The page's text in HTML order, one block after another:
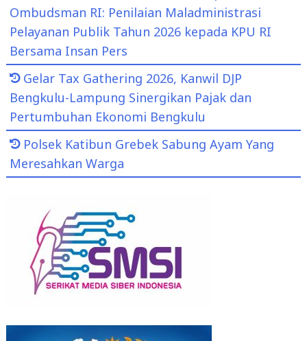
Ombudsman RI: Penilaian Maladministrasi
Pelayanan Publik Tahun 2026 kepada KPU RI
Bersama Insan Pers
Gelar Tax Gathering 2026, Kanwil DJP
Bengkulu-Lampung Sinergikan Pajak dan
Pertumbuhan Ekonomi Bengkulu
Polsek Katibun Grebek Sabung Ayam Yang
Meresahkan Warga